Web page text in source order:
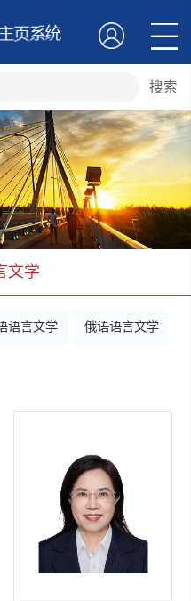
搜索
文学
语言文学 俄语语言文学